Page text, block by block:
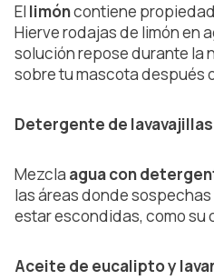
El limóncontiene
Hierve rodajas de limón en
solución repose durante la
sobre tu mascota después
Detergente de
Mezcla agua con
las áreas donde
estar escondidas, como su
Aceite de eucalipto y